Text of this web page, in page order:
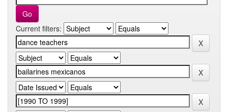
Current filters: